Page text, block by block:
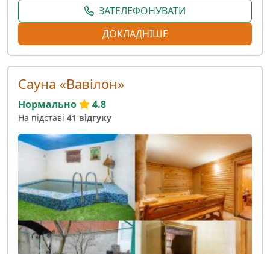
ЗАТЕЛЕФОНУВАТИ
ДОКЛАДНІШЕ
Сауна «Вавілон»
Нормально 4.8
На підставі 41 відгуку